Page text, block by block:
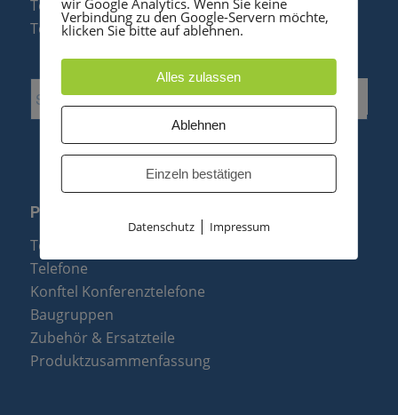
Telefonanlagen Optimierung
Telefonanlagen Erweiterung
PRODUKTE
Telefonanlagen
Telefone
Konftel Konferenztelefone
Baugruppen
Zubehör & Ersatzteile
Produktzusammenfassung
Verbindung zu den Google-Servern möchte,
klicken Sie bitte auf ablehnen.
Alles zulassen
Ablehnen
Einzeln bestätigen
Datenschutz| Impressum